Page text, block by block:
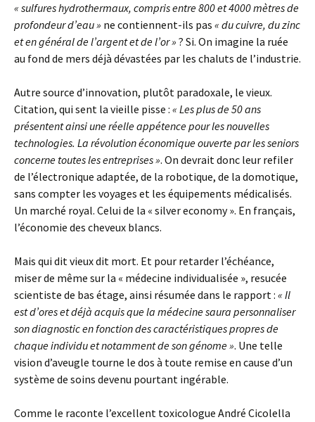
« sulfures hydrothermaux, compris entre 800 et 4000 mètres de
profondeur d’eau » ne contiennent-ils pas « du cuivre, du zinc
et en général de l’argent et de l’or » ? Si. On imagine la ruée
au fond de mers déjà dévastées par les chaluts de l’industrie.
Autre source d’innovation, plutôt paradoxale, le vieux.
Citation, qui sent la vieille pisse : « Les plus de 50 ans
présentent ainsi une réelle appétence pour les nouvelles
technologies. La révolution économique ouverte par les seniors
concerne toutes les entreprises ». On devrait donc leur refiler
de l’électronique adaptée, de la robotique, de la domotique,
sans compter les voyages et les équipements médicalisés.
Un marché royal. Celui de la « silver economy ». En français,
l’économie des cheveux blancs.
Mais qui dit vieux dit mort. Et pour retarder l’échéance,
miser de même sur la « médecine individualisée », resucée
scientiste de bas étage, ainsi résumée dans le rapport : « Il
est d’ores et déjà acquis que la médecine saura personnaliser
son diagnostic en fonction des caractéristiques propres de
chaque individu et notamment de son génome ». Une telle
vision d’aveugle tourne le dos à toute remise en cause d’un
système de soins devenu pourtant ingérable.
Comme le raconte l’excellent toxicologue André Cicolella